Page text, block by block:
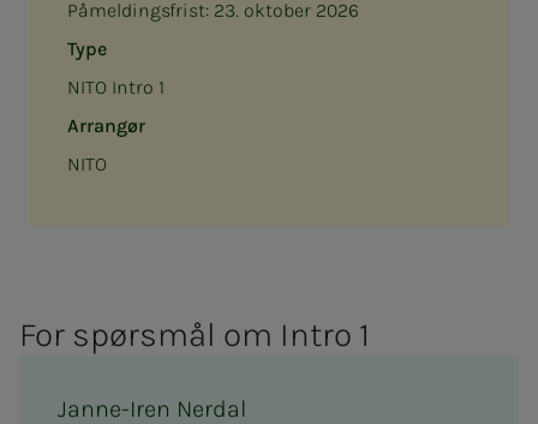
Påmeldingsfrist: 23. oktober 2026
Type
NITO Intro 1
Arrangør
NITO
For spørs­­­mål om In­­­tro 1
Janne-Iren Nerdal